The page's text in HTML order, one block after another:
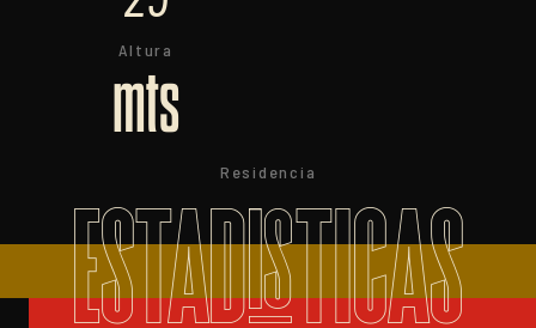
Altura
mts
Residencia
ESTADISTICAS